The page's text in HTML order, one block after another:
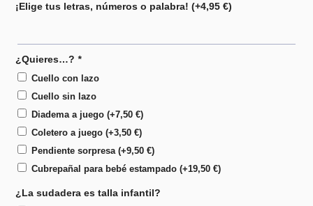
¡Elige tus letras, números o palabra! (+4,95 €)
¿Quieres…? *
Cuello con lazo
Cuello sin lazo
Diadema a juego (+7,50 €)
Coletero a juego (+3,50 €)
Pendiente sorpresa (+9,50 €)
Cubrepañal para bebé estampado (+19,50 €)
¿La sudadera es talla infantil?